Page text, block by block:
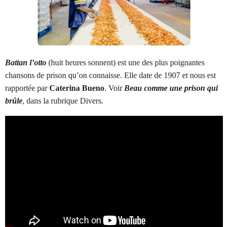
Battan l’otto (huit heures sonnent) est une des plus poignantes
chansons de prison qu’on connaisse. Elle date de 1907 et nous est
rapportée parCaterina Bueno. Voir Beau comme une prison qui
brûle, dans la rubrique Divers.